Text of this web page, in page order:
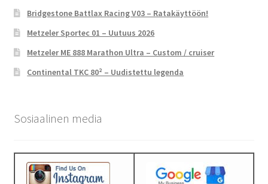
Bridgestone Battlax Racing V03 – Ratakäyttöön!
Metzeler Sportec 01 – Uutuus 2026
Metzeler ME 888 Marathon Ultra – Custom / cruiser
Continental TKC 80² – Uudistettu legenda
Sosiaalinen media